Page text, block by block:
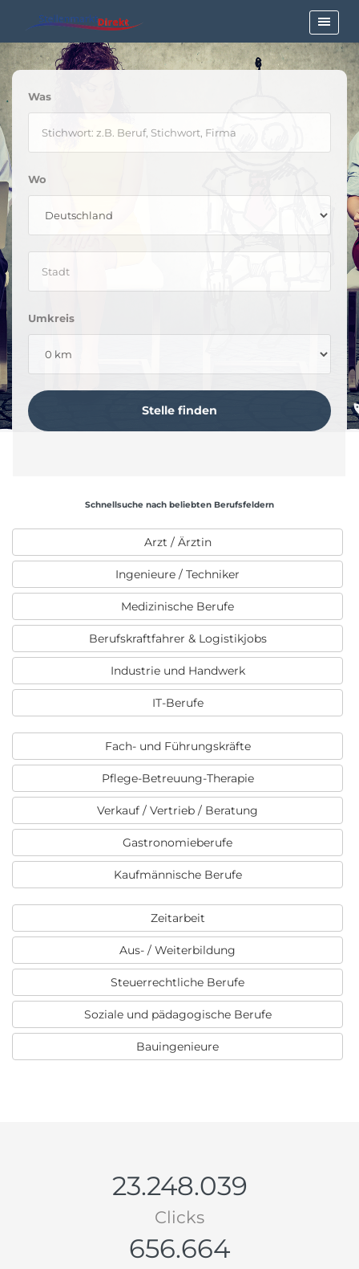
Was
Wo
Umkreis
Schnellsuche nach beliebten Berufsfeldern
Arzt / Ärztin
Ingenieure / Techniker
Medizinische Berufe
Berufskraftfahrer & Logistikjobs
Industrie und Handwerk
IT-Berufe
Fach- und Führungskräfte
Pflege-Betreuung-Therapie
Verkauf / Vertrieb / Beratung
Gastronomieberufe
Kaufmännische Berufe
Zeitarbeit
Aus- / Weiterbildung
Steuerrechtliche Berufe
Soziale und pädagogische Berufe
Bauingenieure
23.248.039
Clicks
656.664